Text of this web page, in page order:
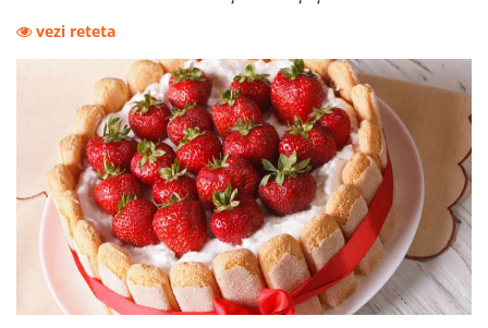
vezi reteta